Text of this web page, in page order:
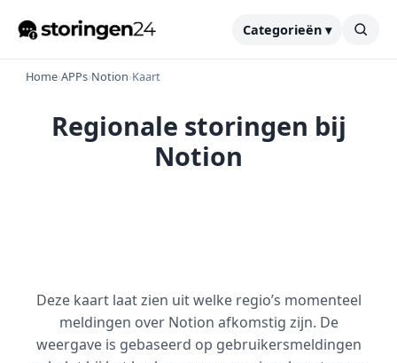
Categorieën ▾
Home›APPs›Notion›Kaart
Regionale storingen bij
Notion
Deze kaart laat zien uit welke regio’s momenteel
meldingen over Notion afkomstig zijn. De
weergave is gebaseerd op gebruikersmeldingen